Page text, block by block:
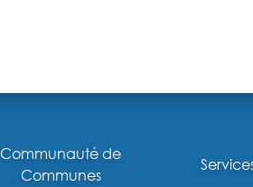
Communauté de
Communes